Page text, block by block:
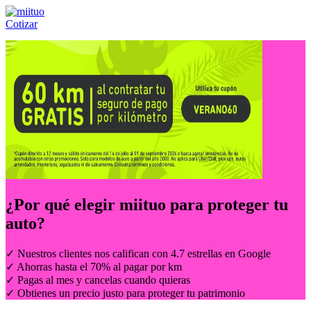
Cotizar
Llámanos al:(55) 84-21-05-00 ó
¿Por qué elegir miituo para proteger tu
auto?
✓ Nuestros clientes nos califican con 4.7 estrellas en Google
✓ Ahorras hasta el 70% al pagar por km
✓ Pagas al mes y cancelas cuando quieras
✓ Obtienes un precio justo para proteger tu patrimonio